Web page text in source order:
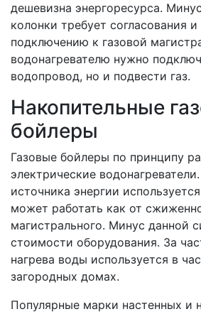
дешевизна энергоресурса.
колонки требует согласования
подключению к газовой
водонагревателю нужно
водопровод, но и подвести газ.
Накопительные
бойлеры
Газовые бойлеры по принципу
электрические
источника энергии
может работать как от
магистрального. Минус данной
стоимости оборудования. За
нагрева воды используется в
загородных домах.
Популярные марки настенных и